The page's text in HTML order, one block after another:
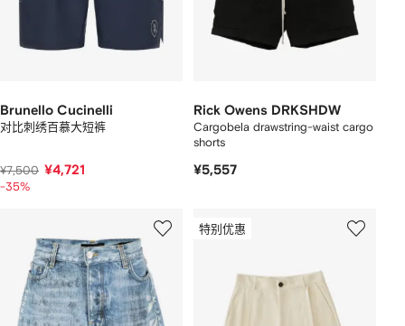
Brunello Cucinelli
对比刺绣百慕大短裤
¥7,500 ¥4,721
-35%
Rick Owens DRKSHDW
Cargobela drawstring-waist cargo
shorts
¥5,557
特别优惠